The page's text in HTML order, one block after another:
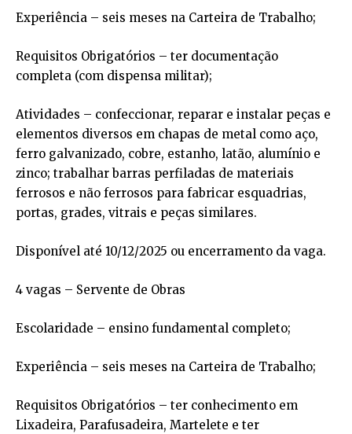
Experiência – seis meses na Carteira de Trabalho;
Requisitos Obrigatórios – ter documentação
completa (com dispensa militar);
Atividades – confeccionar, reparar e instalar peças e
elementos diversos em chapas de metal como aço,
ferro galvanizado, cobre, estanho, latão, alumínio e
zinco; trabalhar barras perfiladas de materiais
ferrosos e não ferrosos para fabricar esquadrias,
portas, grades, vitrais e peças similares.
Disponível até 10/12/2025 ou encerramento da vaga.
4 vagas – Servente de Obras
Escolaridade – ensino fundamental completo;
Experiência – seis meses na Carteira de Trabalho;
Requisitos Obrigatórios – ter conhecimento em
Lixadeira, Parafusadeira, Martelete e ter